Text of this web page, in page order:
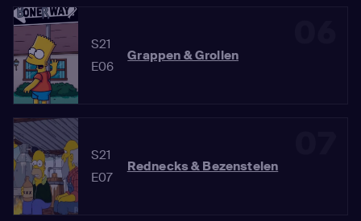
S21
E06
Grappen & Grollen
S21
E07
Rednecks & Bezenstelen